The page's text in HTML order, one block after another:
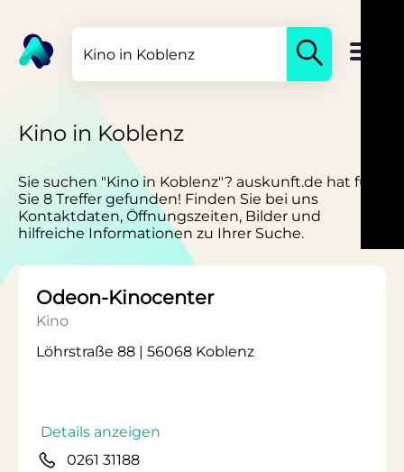
Kino in Koblenz
Sie suchen "Kino in Koblenz"? auskunft.de hat für
Sie 8 Treffer gefunden! Finden Sie bei uns
Kontaktdaten, Öffnungszeiten, Bilder und
hilfreiche Informationen zu Ihrer Suche.
Odeon-Kinocenter
Kino
Löhrstraße 88 | 56068 Koblenz
Details anzeigen
0261 31188